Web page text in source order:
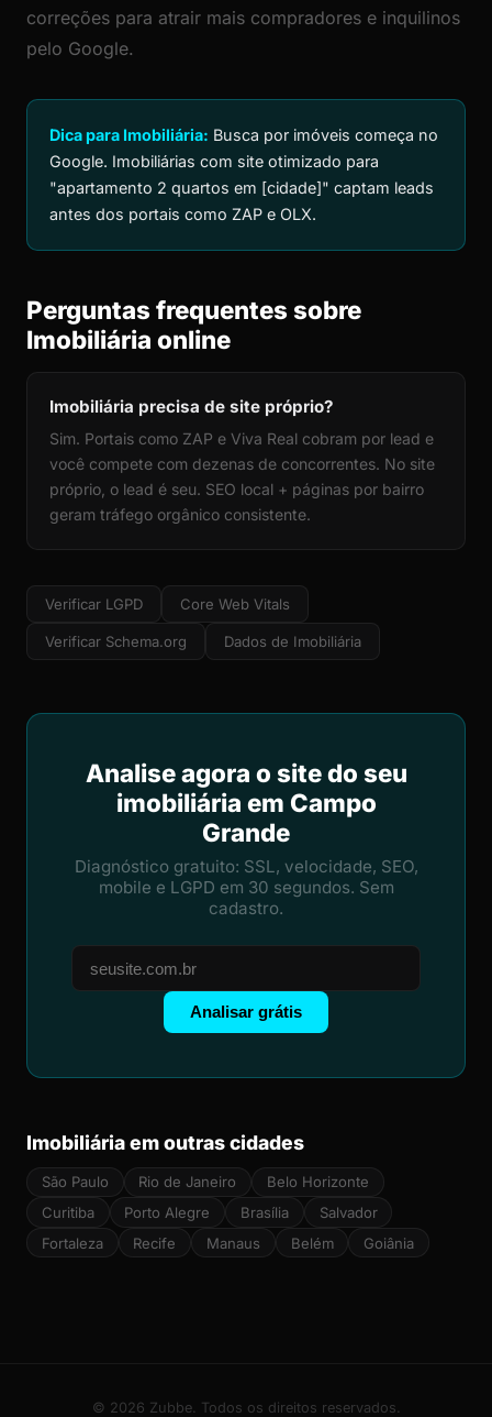
correções para atrair mais compradores e inquilinos
pelo Google.
Dica para Imobiliária: Busca por imóveis começa no
Google. Imobiliárias com site otimizado para
"apartamento 2 quartos em [cidade]" captam leads
antes dos portais como ZAP e OLX.
Perguntas frequentes sobre
Imobiliária online
Imobiliária precisa de site próprio?
Sim. Portais como ZAP e Viva Real cobram por lead e
você compete com dezenas de concorrentes. No site
próprio, o lead é seu. SEO local + páginas por bairro
geram tráfego orgânico consistente.
Verificar LGPD Core Web Vitals
Verificar Schema.org Dados de Imobiliária
Analise agora o site do seu
imobiliária em Campo
Grande
Diagnóstico gratuito: SSL, velocidade, SEO,
mobile e LGPD em 30 segundos. Sem
cadastro.
Analisar grátis
Imobiliária em outras cidades
São Paulo Rio de Janeiro
Belo Horizonte
Curitiba
Porto Alegre Brasília
Salvador
Fortaleza
Recife Manaus Belém Goiânia
© 2026 Zubbe. Todos os direitos reservados.